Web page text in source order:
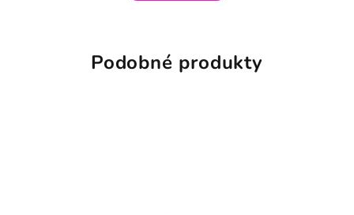
Podobné produkty